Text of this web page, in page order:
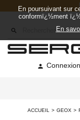

 Connexion
ACCUEIL GEOX
En poursuivant sur
conformï¿½ment
En